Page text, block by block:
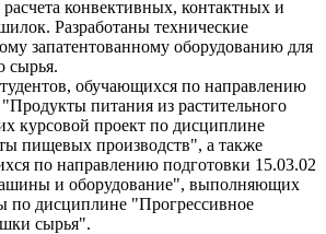
конвективных, контактных и
Разработаны технические
запатентованному оборудованию для
сырья.
обучающихся по направлению
питания из растительного
курсовой проект по дисциплине
пищевых производств", а также
по направлению подготовки 15.03.02
и оборудование", выполняющих
по дисциплине "Прогрессивное
сырья".